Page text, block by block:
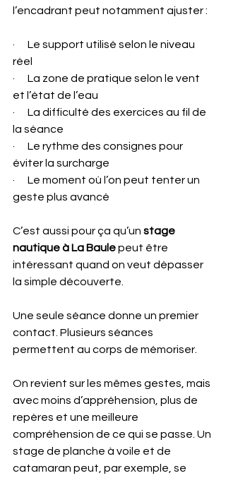
l’encadrant peut notamment ajuster :
·      Le support utilisé selon le niveau
réel
·      La zone de pratique selon le vent
et l’état de l’eau
·      La difficulté des exercices au fil de
la séance
·      Le rythme des consignes pour
éviter la surcharge
·      Le moment où l’on peut tenter un
geste plus avancé
C’est aussi pour ça qu’un stage
nautique à La Baule peut être
intéressant quand on veut dépasser
la simple découverte.
Une seule séance donne un premier
contact. Plusieurs séances
permettent au corps de mémoriser.
On revient sur les mêmes gestes, mais
avec moins d’appréhension, plus de
repères et une meilleure
compréhension de ce qui se passe. Un
stage de planche à voile et de
catamaran peut, par exemple, se